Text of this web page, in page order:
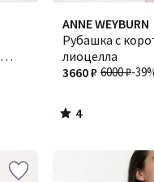
ANNE WEYBURN
Рубашка с
лиоцелла
6000 ₽-
3660 ₽
4
/
5
Количество
цветов:
2
4
/